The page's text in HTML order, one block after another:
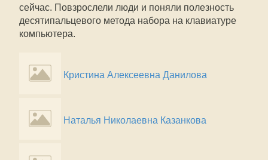
сейчас. Повзрослели люди и поняли полезность
десятипальцевого метода набора на клавиатуре
компьютера.
Кристина Алексеевна Данилова
Наталья Николаевна Казанкова